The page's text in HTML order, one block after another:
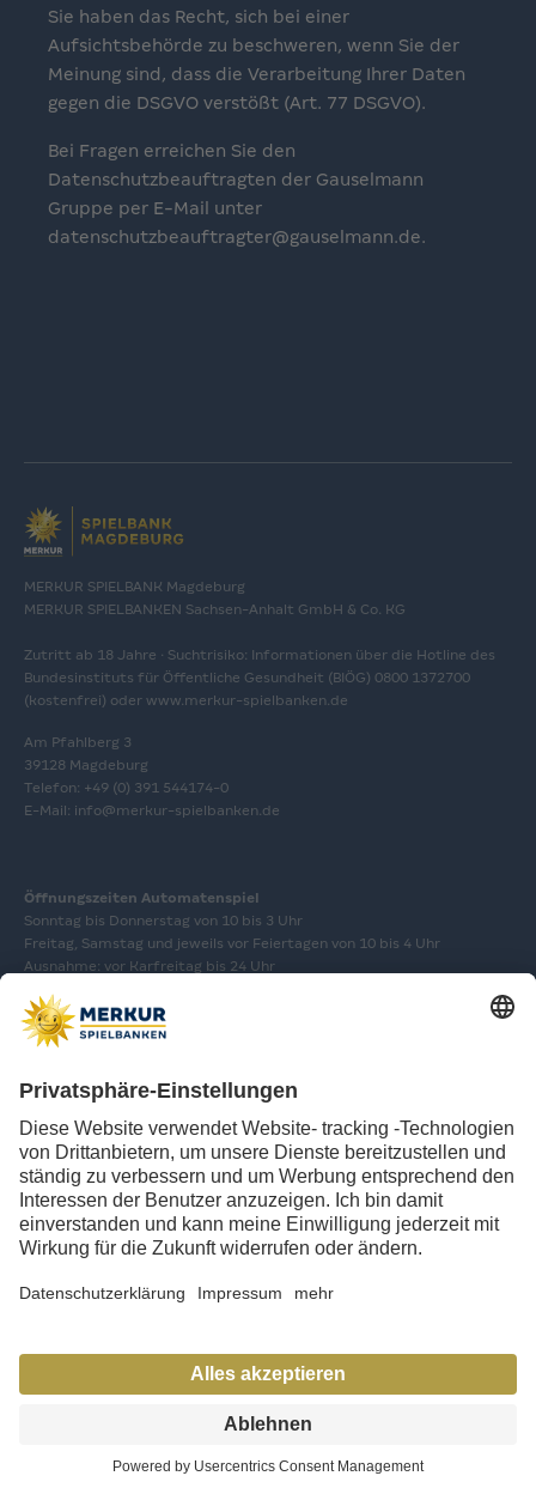
Sie haben das Recht, sich bei einer
Aufsichtsbehörde zu beschweren, wenn Sie der
Meinung sind, dass die Verarbeitung Ihrer Daten
gegen die DSGVO verstößt (Art. 77 DSGVO).
Bei Fragen erreichen Sie den
Datenschutzbeauftragten der Gauselmann
Gruppe per E-Mail unter
datenschutzbeauftragter@gauselmann.de.
MERKUR SPIELBANK Magdeburg
MERKUR SPIELBANKEN Sachsen-Anhalt GmbH & Co. KG
Zutritt ab 18 Jahre · Suchtrisiko: Informationen über die Hotline des
Bundesinstituts für Öffentliche Gesundheit (BIÖG) 0800 1372700
(kostenfrei) oder www.merkur-spielbanken.de
Am Pfahlberg 3
39128 Magdeburg
Telefon: +49 (0) 391 544174-0
E-Mail: info@merkur-spielbanken.de
Öffnungszeiten Automatenspiel
Sonntag bis Donnerstag von 10 bis 3 Uhr
Freitag, Samstag und jeweils vor Feiertagen von 10 bis 4 Uhr
Ausnahme: vor Karfreitag bis 24 Uhr
Donnerstag bis Sonntag von 17:00 bis 2 Uhr*
Ausnahme: vor Karfreitag bis 24 Uhr
Öffnungszeiten Klassisches Spiel
Mittwoch, Donnerstag und Sonntag von 19:00 bis 2:30 Uhr*
Freitag und Samstag von 19:00 bis 03:15 Uhr*
Ausnahme: vor Karfreitag bis 24 Uhr
*Letztes Spiel bis ca. 15 Minuten vor Schließung möglich.
Spielfreie Tage gemäß Spielbankgesetz des Landes Sachsen-Anhalt:
Karfreitag ganztägig, am Volkstrauertag und am Totensonntag
jeweils von 5 Uhr an sowie vom 24. Dezember, 5 Uhr bis zum 26.
Dezember, 5 Uhr
© 2023 MERKUR SPIELBANKEN Sachsen-Anhalt GmbH & Co. KG
Karriere Datenschutz
Impressum
Compliance & Lieferkette